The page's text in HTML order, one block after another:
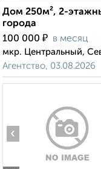
Дом 250м², 2-
города
100 000 ₽ в месяц
мкр. Центральный,
Агентство, 03.08.2026
‹